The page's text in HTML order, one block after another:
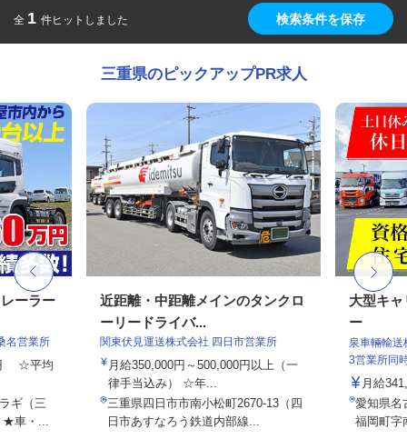
全 1 件ヒットしました 検索条件を保存
三重県のピックアップPR求人
ーラー
名営業所
円 ☆平均
ギ（三
車・...
近距離・中距離メインのタンクロ
ーリードライバ...
関東伏見運送株式会社 四日市営業所
月給350,000円～500,000円以上（一
律手当込み） ☆年...
三重県四日市市南小松町2670-13（四
日市あすなろう鉄道内部線...
大型キ
ー
泉車輛輸
3営業所同
月給
愛知県名
福岡町字